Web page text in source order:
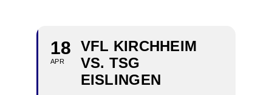
18
APR
VFL KIRCHHEIM
VS. TSG
EISLINGEN